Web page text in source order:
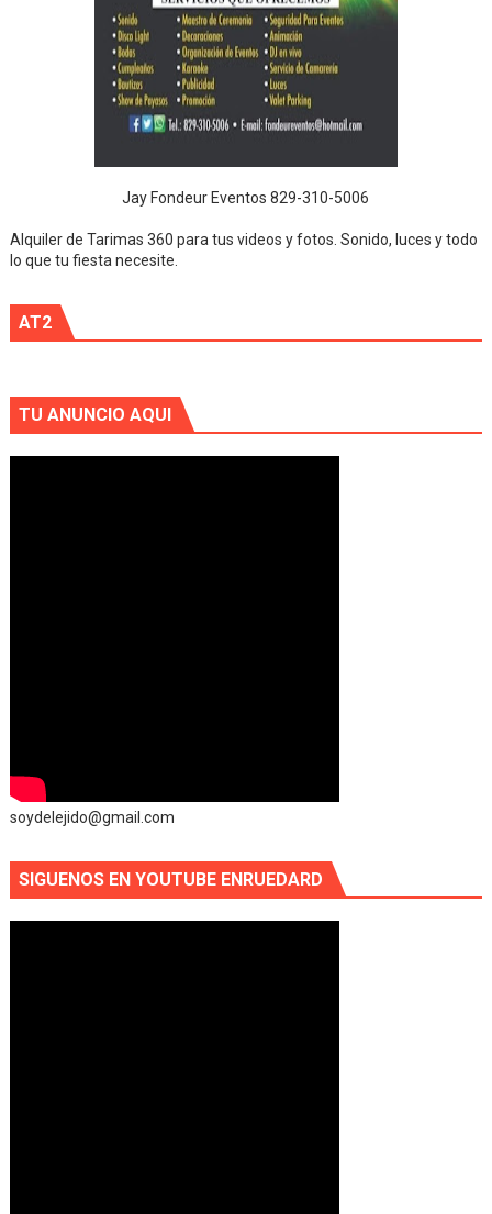
Jay Fondeur Eventos 829-310-5006
Alquiler de Tarimas 360 para tus videos y fotos. Sonido, luces y todo
lo que tu fiesta necesite.
AT2
TU ANUNCIO AQUI
soydelejido@gmail.com
SIGUENOS EN YOUTUBE ENRUEDARD